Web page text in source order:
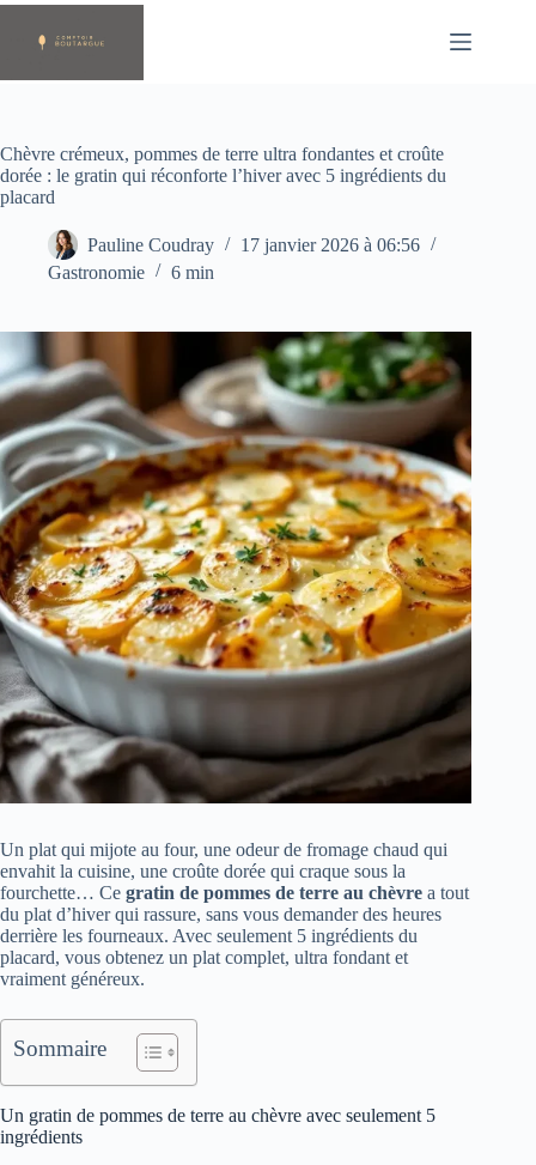
Passer
contenu
Chèvre crémeux, pommes de terre ultra fondantes et croûte
dorée : le gratin qui réconforte l’hiver avec 5 ingrédients du
placard
Pauline Coudray
17 janvier 2026 à 06:56
Gastronomie
6 min
Un plat qui mijote au four, une odeur de fromage chaud qui
envahit la cuisine, une croûte dorée qui craque sous la
fourchette… Ce gratin de pommes de terre au chèvre a tout
du plat d’hiver qui rassure, sans vous demander des heures
derrière les fourneaux. Avec seulement 5 ingrédients du
placard, vous obtenez un plat complet, ultra fondant et
vraiment généreux.
Sommaire
Un gratin de pommes de terre au chèvre avec seulement 5
ingrédients